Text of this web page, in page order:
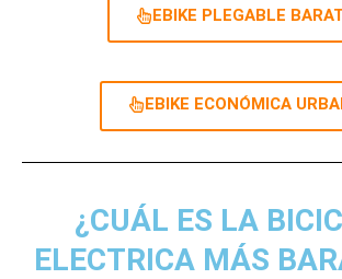
EBIKE PLEGABLE
EBIKE ECONÓMICA
¿CUÁL ES LA
ELECTRICA MÁS